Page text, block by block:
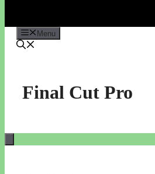
Menu
Final Cut Pro